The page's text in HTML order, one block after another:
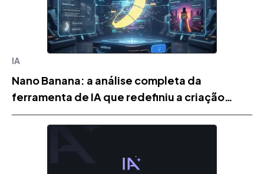
IA
Nano Banana: a análise completa da
ferramenta de IA que redefiniu a criação
visual